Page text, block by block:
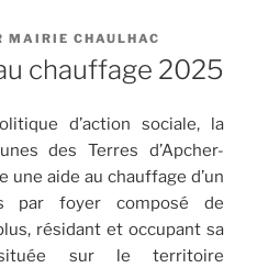
MAIRIE CHAULHAC
chauffage 2025
d’action sociale, la
des Terres d’Apcher-
aide au chauffage d’un
par foyer composé de
résidant et occupant sa
située sur le territoire